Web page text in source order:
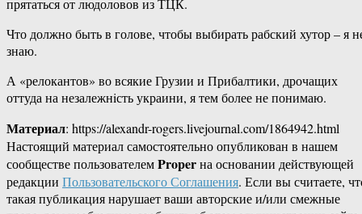
прятаться от людоловов из ТЦК.
Что должно быть в голове, чтобы выбирать рабский хутор – я
знаю.
А «релокантов» во всякие Грузии и Прибалтики, дрочащих
оттуда на незалежнiсть украини, я тем более не понимаю.
Материал: https://alexandr-rogers.livejournal.com/1864942.html
Настоящий материал самостоятельно опубликован в нашем
сообществе пользователемProperна основании действующей
редакции Пользовательского Соглашения. Если вы считаете,
такая публикация нарушает ваши авторские и/или смежные